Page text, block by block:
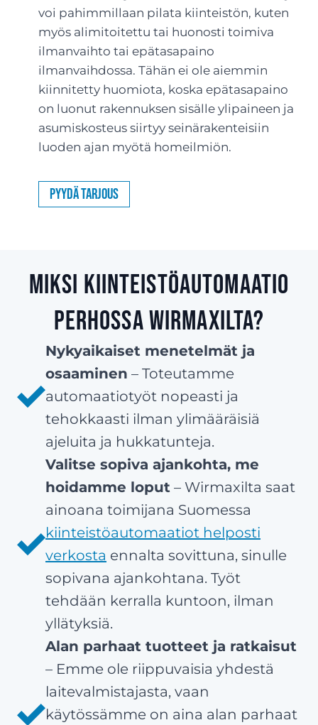
voi pahimmillaan pilata kiinteistön, kuten
myös alimitoitettu tai huonosti toimiva
ilmanvaihto tai epätasapaino
ilmanvaihdossa. Tähän ei ole aiemmin
kiinnitetty huomiota, koska epätasapaino
on luonut rakennuksen sisälle ylipaineen ja
asumiskosteus siirtyy seinärakenteisiin
luoden ajan myötä homeilmiön.
Pyydä tarjous
Miksi kiinteistöautomaatio
Perhossa Wirmaxilta?
Nykyaikaiset menetelmät ja
osaaminen – Toteutamme
automaatiotyöt nopeasti ja
tehokkaasti ilman ylimääräisiä
ajeluita ja hukkatunteja.
Valitse sopiva ajankohta, me
hoidamme loput – Wirmaxilta saat
ainoana toimijana Suomessa
kiinteistöautomaatiot helposti
verkosta ennalta sovittuna, sinulle
sopivana ajankohtana. Työt
tehdään kerralla kuntoon, ilman
yllätyksiä.
Alan parhaat tuotteet ja ratkaisut
– Emme ole riippuvaisia yhdestä
laitevalmistajasta, vaan
käytössämme on aina alan parhaat